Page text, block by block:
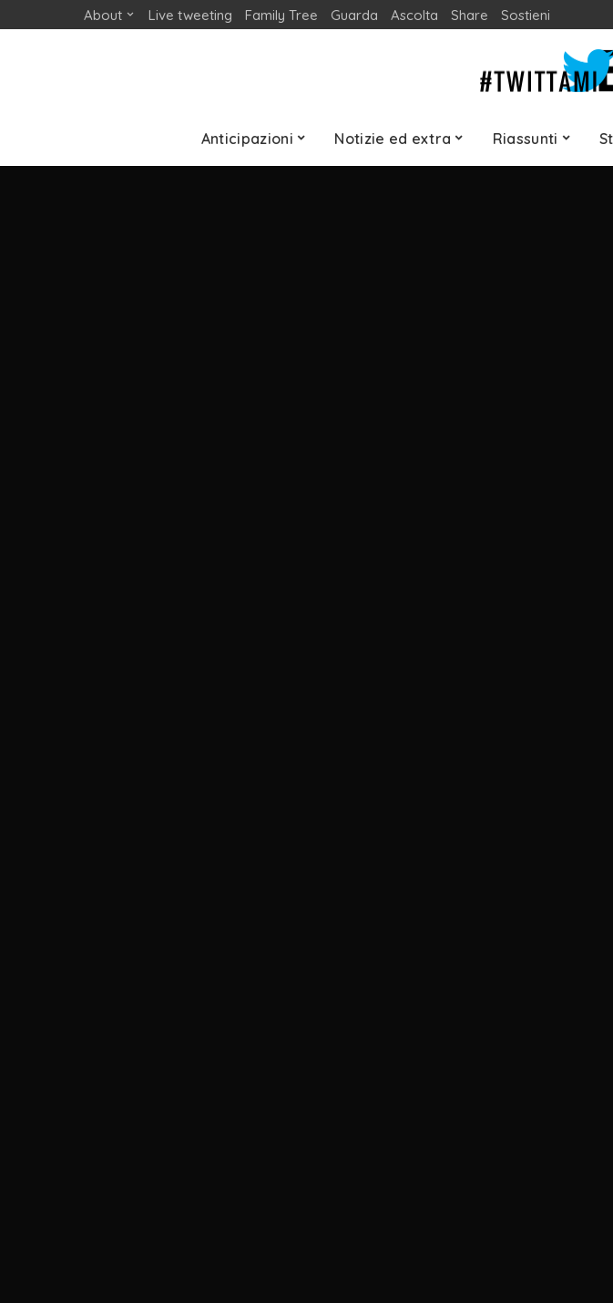
About Live tweeting Family Tree Guarda Ascolta Share Sostieni
Anticipazioni Notizie ed extra Riassunti